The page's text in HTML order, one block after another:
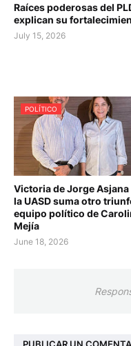
Raíces poderosas del
explican su
July 15, 2026
POLÍTICO
Victoria de Jorge Asjana
la UASD suma otro
equipo político de
Mejía
June 18, 2026